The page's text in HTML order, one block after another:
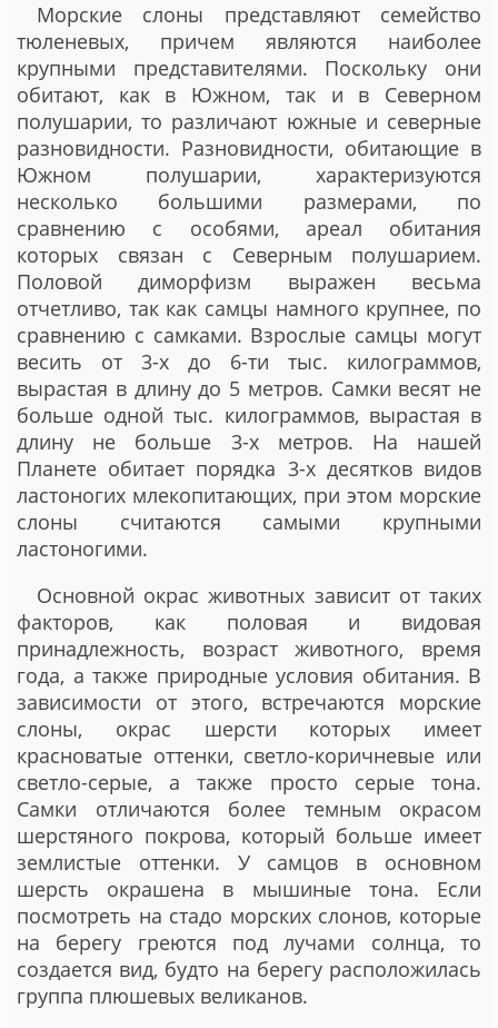
Морские слоны представляют семейство
тюленевых, причем являются наиболее
крупными представителями. Поскольку они
обитают, как в Южном, так и в Северном
полушарии, то различают южные и северные
разновидности. Разновидности, обитающие в
Южном полушарии, характеризуются
несколько большими размерами, по
сравнению с особями, ареал обитания
которых связан с Северным полушарием.
Половой диморфизм выражен весьма
отчетливо, так как самцы намного крупнее, по
сравнению с самками. Взрослые самцы могут
весить от 3-х до 6-ти тыс. килограммов,
вырастая в длину до 5 метров. Самки весят не
больше одной тыс. килограммов, вырастая в
длину не больше 3-х метров. На нашей
Планете обитает порядка 3-х десятков видов
ластоногих млекопитающих, при этом морские
слоны считаются самыми крупными
ластоногими.
Основной окрас животных зависит от таких
факторов, как половая и видовая
принадлежность, возраст животного, время
года, а также природные условия обитания. В
зависимости от этого, встречаются морские
слоны, окрас шерсти которых имеет
красноватые оттенки, светло-коричневые или
светло-серые, а также просто серые тона.
Самки отличаются более темным окрасом
шерстяного покрова, который больше имеет
землистые оттенки. У самцов в основном
шерсть окрашена в мышиные тона. Если
посмотреть на стадо морских слонов, которые
на берегу греются под лучами солнца, то
создается вид, будто на берегу расположилась
группа плюшевых великанов.